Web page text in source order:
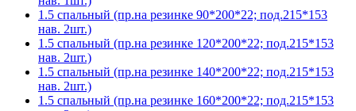
1.5 спальный (пр.на резинке 90*200*22; под.215*153
нав. 2шт.)
1.5 спальный (пр.на резинке 120*200*22; под.215*153
нав. 2шт.)
1.5 спальный (пр.на резинке 140*200*22; под.215*153
нав. 2шт.)
1.5 спальный (пр.на резинке 160*200*22; под.215*153